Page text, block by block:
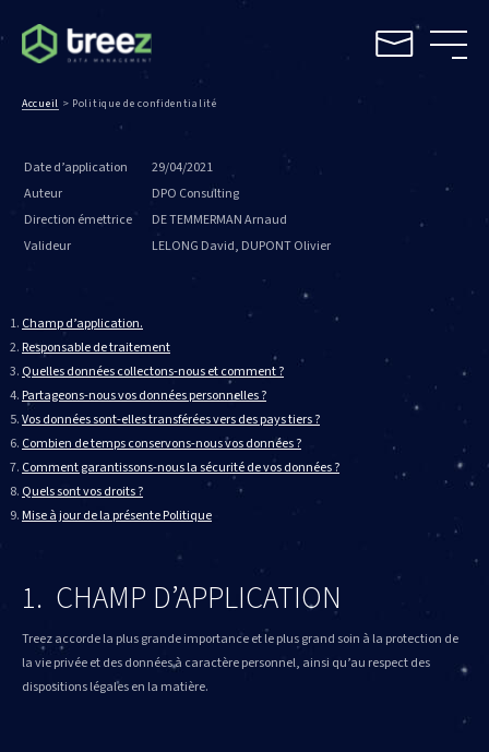
Accueil > Politique de confidentialité
Date d’application
29/04/2021
Auteur
DPO Consulting
Direction émettrice
DE TEMMERMAN Arnaud
Valideur
LELONG David, DUPONT Olivier
Champ d’application.
Responsable de traitement
Quelles données collectons-nous et comment ?
Partageons-nous vos données personnelles ?
Vos données sont-elles transférées vers des pays tiers ?
Combien de temps conservons-nous vos données ?
Comment garantissons-nous la sécurité de vos données ?
Quels sont vos droits ?
Mise à jour de la présente Politique
1. CHAMP D’APPLICATION
Treez accorde la plus grande importance et le plus grand soin à la protection de
la vie privée et des données à caractère personnel, ainsi qu’au respect des
dispositions légales en la matière.